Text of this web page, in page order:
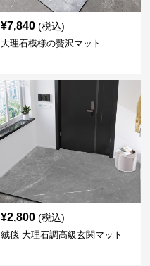
¥7,840 (税込)
大理石模様の贅沢マット
¥2,800 (税込)
絨毯 大理石調高級玄関マット